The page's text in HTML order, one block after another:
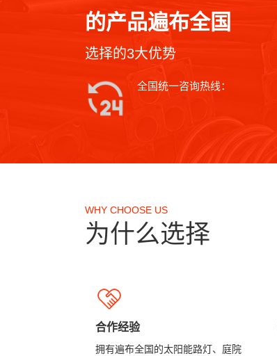
的产品遍布全国
选择的3大优势
全国统一咨询热线：
WHY CHOOSE US
为什么选择
合作经验
拥有遍布全国的太阳能路灯、庭院